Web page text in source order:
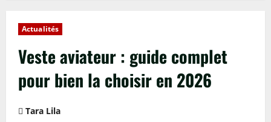
Actualités
Veste aviateur : guide complet
pour bien la choisir en 2026
Tara Lila